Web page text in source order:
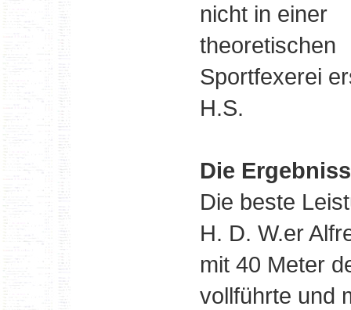
nicht in einer
theoretischen
Sportfexerei
H.S.
Die
Die beste
H. D. W.er
mit 40 Meter
vollführte und